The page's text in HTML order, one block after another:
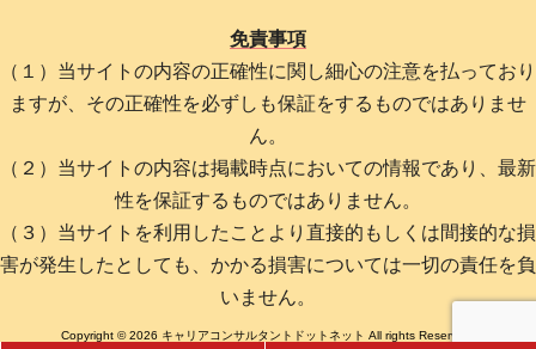
免責事項
（１）当サイトの内容の正確性に関し細心の注意を払っており
ますが、その正確性を必ずしも保証をするものではありませ
ん。
（２）当サイトの内容は掲載時点においての情報であり、最新
性を保証するものではありません。
（３）当サイトを利用したことより直接的もしくは間接的な損
害が発生したとしても、かかる損害については一切の責任を負
いません。
Copyright © 2026 キャリアコンサルタントドットネット All rights Reserved.